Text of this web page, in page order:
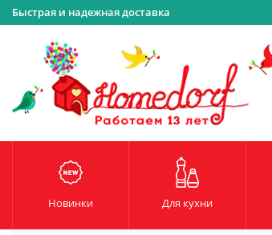
Быстрая и надежная доставка
Новинки Для кухни